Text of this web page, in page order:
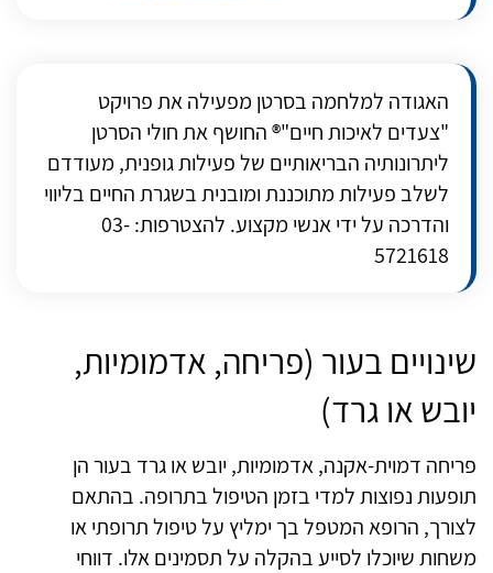
האגודה למלחמה בסרטן מפעילה את פרויקט
"צעדים לאיכות חיים"® החושף את חולי הסרטן
ליתרונותיה הבריאותיים של פעילות גופנית, מעודדם
לשלב פעילות מתוכננת ומובנית בשגרת החיים בליווי
והדרכה על ידי אנשי מקצוע. להצטרפות: 03-
5721618
שינויים בעור (פריחה, אדמומיות,
יובש או גרד)
פריחה דמוית-אקנה, אדמומיות, יובש או גרד בעור הן
תופעות נפוצות למדי בזמן הטיפול בתרופה. בהתאם
לצורך, הרופא המטפל בך ימליץ על טיפול תרופתי או
משחות שיוכלו לסייע בהקלה על תסמינים אלו. דווחי